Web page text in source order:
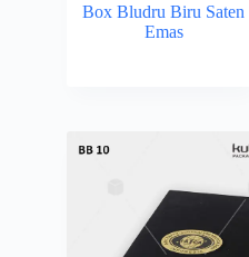
Box Bludru Biru Saten
Emas